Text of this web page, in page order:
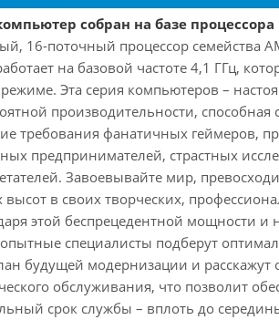
собран на базе процессора
16-поточный процессор семейства
на базовой частоте 4,1 ГГц,
режиме. Эта серия компьютеров –
производительности, способная
требования фанатичных геймеров,
предпринимателей, страстных
Завоевывайте мир,
высот в своих творческих,
этой беспрецедентной мощности
специалисты подберут
будущей модернизации и расскажут
обслуживания, что позволит
срок службы – вплоть до